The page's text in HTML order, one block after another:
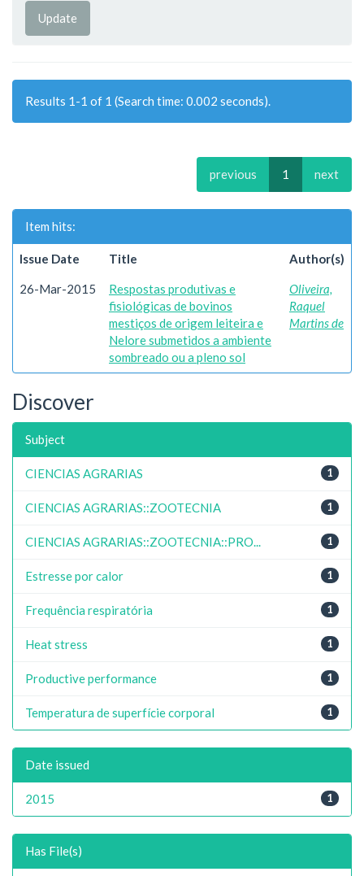
Results 1-1 of 1 (Search time: 0.002 seconds).
previous 1 next
Item hits:
Issue Date Title Author(s)
26-Mar-2015
Respostas produtivas e
fisiológicas de bovinos
mestiços de origem leiteira e
Nelore submetidos a ambiente
sombreado ou a pleno sol
Oliveira,
Raquel
Martins de
Discover
Subject
1
CIENCIAS AGRARIAS
1
CIENCIAS AGRARIAS::ZOOTECNIA
1
CIENCIAS AGRARIAS::ZOOTECNIA::PRO...
1
Estresse por calor
1
Frequência respiratória
1
Heat stress
1
Productive performance
1
Temperatura de superfície corporal
Date issued
1
2015
Has File(s)